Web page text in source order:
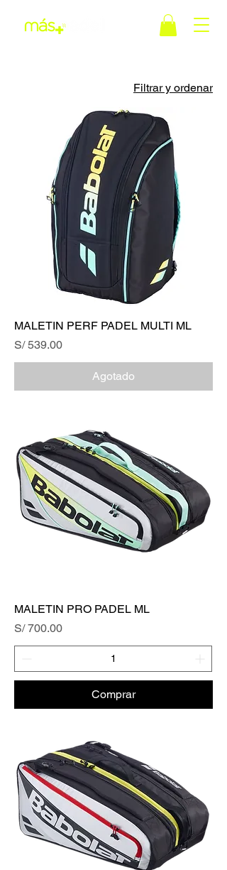
Filtrar y ordenar
MALETIN PERF PADEL MULTI ML
Precio
S/ 539.00
Agotado
MALETIN PRO PADEL ML
Precio
S/ 700.00
Comprar